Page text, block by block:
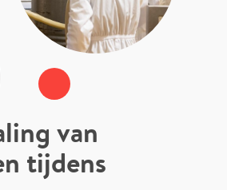
van
tijdens